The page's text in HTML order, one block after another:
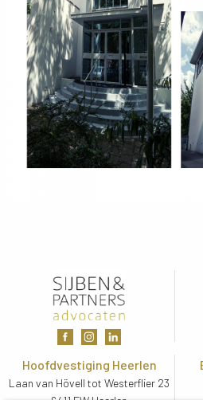
Hoofdvestiging Heerlen
Laan van Hövell tot Westerflier 23